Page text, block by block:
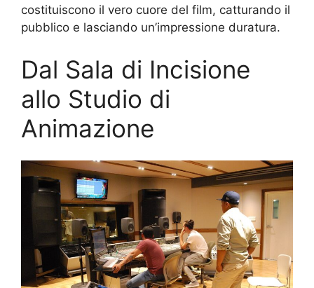
costituiscono il vero cuore del film, catturando il
pubblico e lasciando un’impressione duratura.
Dal Sala di Incisione
allo Studio di
Animazione